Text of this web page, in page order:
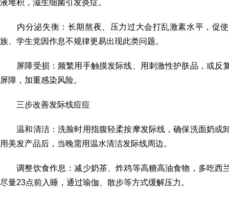
液堆积，滋生细菌引发炎症。
内分泌失衡：长期熬夜、压力过大会打乱激素水平，促使
族、学生党因作息不规律更易出现此类问题。
屏障受损：频繁用手触摸发际线、用刺激性护肤品，或反
屏障，加重感染风险。
三步改善发际线痘痘
温和清洁：洗脸时用指腹轻柔按摩发际线，确保洗面奶或
用美发产品后，当晚需用温水清洁发际线周边。
调整饮食作息：减少奶茶、炸鸡等高糖高油食物，多吃西
尽量23点前入睡，通过瑜伽、散步等方式缓解压力。